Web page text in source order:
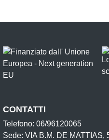
CONTATTI
Telefono: 06/96120065
Sede: VIA B.M. DE MATTIAS,